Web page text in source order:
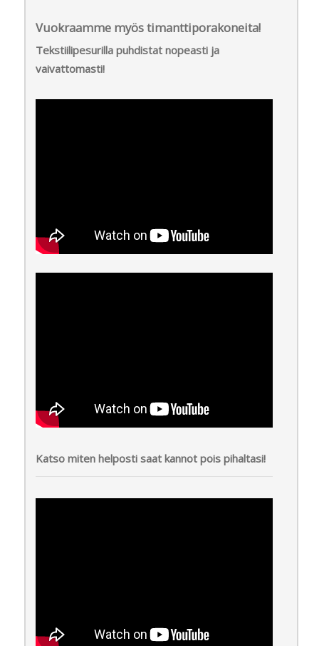
Vuokraamme myös timanttiporakoneita!
Tekstiilipesurilla puhdistat nopeasti ja
vaivattomasti!
Katso miten helposti saat kannot pois pihaltasi!